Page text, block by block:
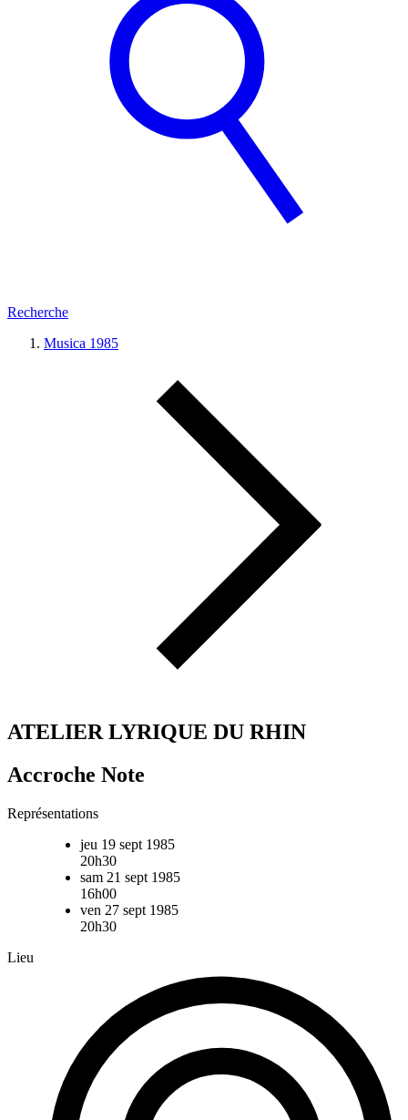
Recherche
Musica 1985
ATELIER LYRIQUE DU RHIN
Accroche Note
Représentations
jeu 19 sept 1985
20h30
sam 21 sept 1985
16h00
ven 27 sept 1985
20h30
Lieu